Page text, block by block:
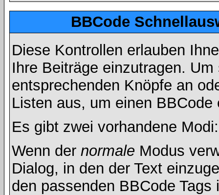
BBCode
Diese Kontrollen erlauben
Ihre Beiträge einzutragen.
entsprechenden Knöpfe an
Listen aus, um einen BBCode
Es gibt zwei vorhandene
Wenn der normale Modus
Dialog, in den der Text
den passenden BBCode